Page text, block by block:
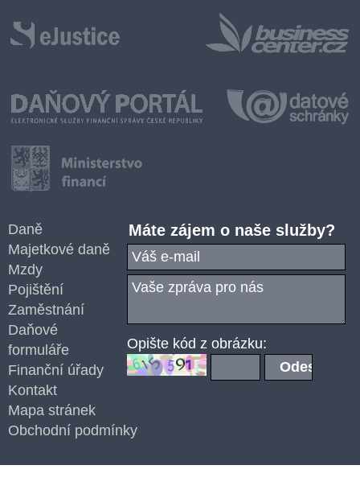
Máte zájem o naše služby?
Opište kód z obrázku:
Daně
Majetkové daně
Mzdy
Pojištění
Zaměstnání
Daňové
formuláře
Finanční úřady
Kontakt
Mapa stránek
Obchodní podmínky